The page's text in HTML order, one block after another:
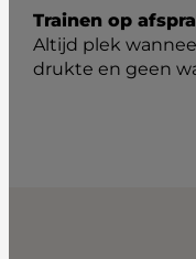
Trainen op
Altijd plek
drukte en geen